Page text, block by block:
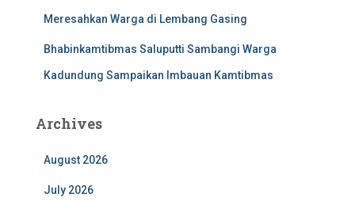
Meresahkan Warga di Lembang Gasing
Bhabinkamtibmas Saluputti Sambangi Warga
Kadundung Sampaikan Imbauan Kamtibmas
Archives
August 2026
July 2026